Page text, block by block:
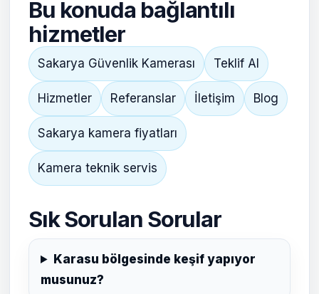
Bu konuda bağlantılı
hizmetler
Sakarya Güvenlik Kamerası Teklif Al
Hizmetler Referanslar İletişim Blog
Sakarya kamera fiyatları
Kamera teknik servis
Sık Sorulan Sorular
Karasu bölgesinde keşif yapıyor
musunuz?